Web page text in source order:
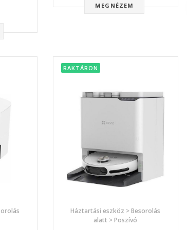
MEGNÉZEM
RAKTÁRON
Háztartási eszköz > Besorolás
alatt > Poszívó